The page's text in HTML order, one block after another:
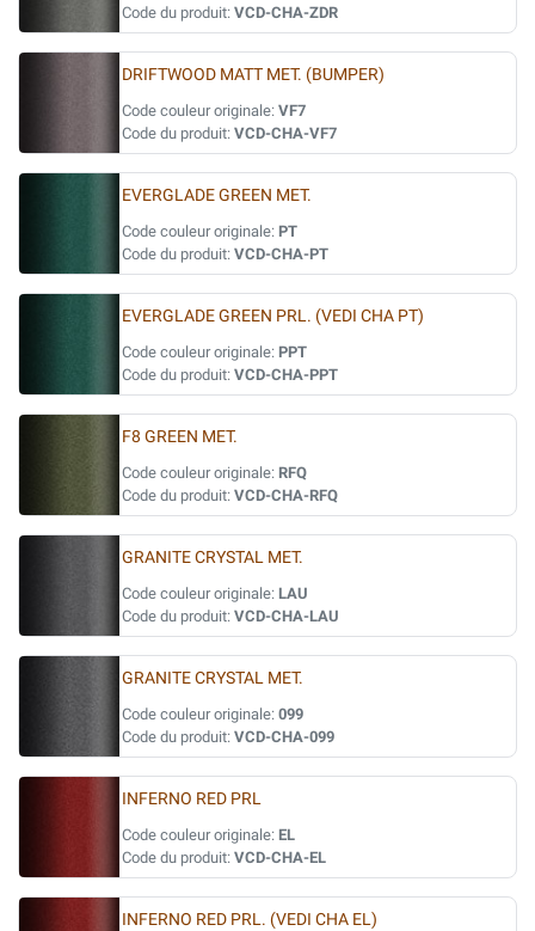
Code du produit: VCD-CHA-ZDR
DRIFTWOOD MATT MET. (BUMPER)
Code couleur originale: VF7
Code du produit: VCD-CHA-VF7
EVERGLADE GREEN MET.
Code couleur originale: PT
Code du produit: VCD-CHA-PT
EVERGLADE GREEN PRL. (VEDI CHA PT)
Code couleur originale: PPT
Code du produit: VCD-CHA-PPT
F8 GREEN MET.
Code couleur originale: RFQ
Code du produit: VCD-CHA-RFQ
GRANITE CRYSTAL MET.
Code couleur originale: LAU
Code du produit: VCD-CHA-LAU
GRANITE CRYSTAL MET.
Code couleur originale: 099
Code du produit: VCD-CHA-099
INFERNO RED PRL
Code couleur originale: EL
Code du produit: VCD-CHA-EL
INFERNO RED PRL. (VEDI CHA EL)